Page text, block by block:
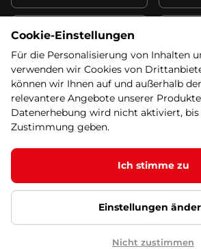
Datenschutzerklärung
Wiederufsbelehrung mit Link
zum Formular
Informationen zu Elektro-
und Elektonikgeräten
© 2026 SEVEN SPORT s.r.o Alle Rechte
Datenschutzgrundsätze Google Datenschutz
Partnerseiten Cookie-Einstellungen
Cookie-Einstellungen
Für die Personalisierung von Inhalten
verwenden wir Cookies von
können wir Ihnen auf und außerhalb
relevantere Angebote unserer
Datenerhebung wird nicht aktiviert, bis
Zustimmung geben.
Ich stimme zu
Einstellungen
Nicht zustimmen